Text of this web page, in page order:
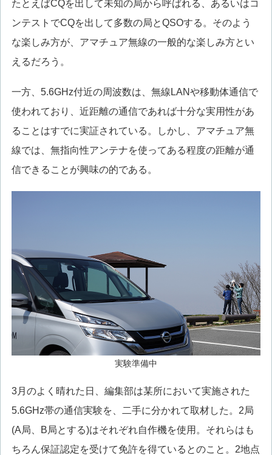
たとえばCQを出して未知の局から呼ばれる、あるいはコ
ンテストでCQを出して多数の局とQSOする。そのよう
な楽しみ方が、アマチュア無線の一般的な楽しみ方とい
えるだろう。
一方、5.6GHz付近の周波数は、無線LANや移動体通信で
使われており、近距離の通信であれば十分な実用性があ
ることはすでに実証されている。しかし、アマチュア無
線では、無指向性アンテナを使ってある程度の距離が通
信できることが興味の的である。
実験準備中
3月のよく晴れた日、編集部は某所において実施された
5.6GHz帯の通信実験を、二手に分かれて取材した。2局
(A局、B局とする)はそれぞれ自作機を使用。それらはも
ちろん保証認定を受けて免許を得ているとのこと。2地点